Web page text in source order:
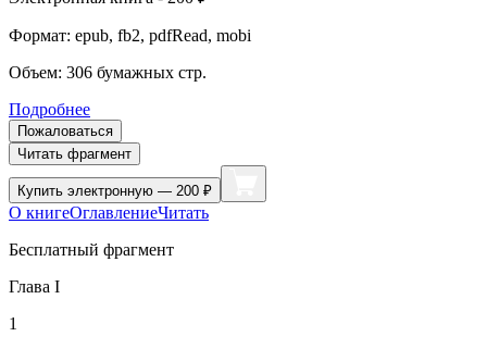
Формат: epub, fb2, pdfRead, mobi
Объем: 306 бумажных стр.
Подробнее
Пожаловаться
Читать фрагмент
Купить электронную — 200 ₽
О книгеОглавлениеЧитать
Бесплатный фрагмент
Глава I
1